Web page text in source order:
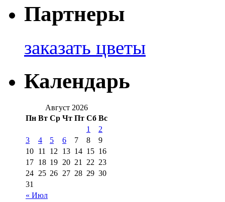
Партнеры
заказать цветы
Календарь
Август 2026
Пн Вт Ср Чт Пт Сб Вс
« Июл
1
2
3
4 5 6 7 8
9
10 11 12 13 14 15 16
17 18 19 20 21 22 23
24 25 26 27 28 29 30
31